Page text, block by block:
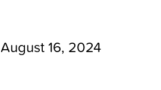
August 16, 2024